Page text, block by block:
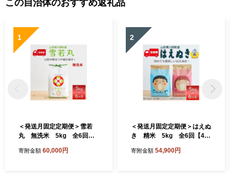
この自治体のおすすめ返礼品
1
＜発送月固定定期便＞雪若
丸 無洗米 5kg 全6回【4
寄附金額 60,000円
2
＜発送月固定定期便＞はえぬ
き 精米 5kg 全6回【409
寄附金額 54,900円